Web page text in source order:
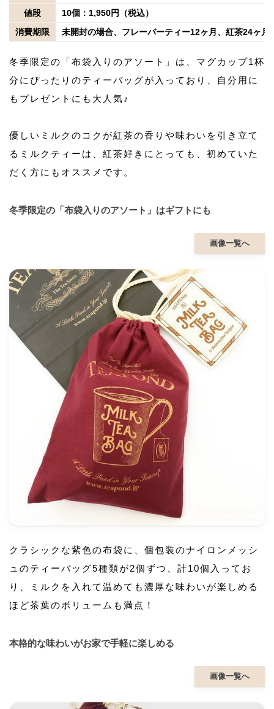
値段
10個：1,950円（税込）
消費期限
未開封の場合、フレーバーティー12ヶ月、紅茶24ヶ月
冬季限定の「布袋入りのアソート」は、マグカップ1杯
分にぴったりのティーバッグが入っており、自分用に
もプレゼントにも大人気♪
優しいミルクのコクが紅茶の香りや味わいを引き立て
るミルクティーは、紅茶好きにとっても、初めていた
だく方にもオススメです。
冬季限定の「布袋入りのアソート」はギフトにも
画像一覧へ
クラシックな紫色の布袋に、個包装のナイロンメッシ
ュのティーバッグ5種類が2個ずつ、計10個入ってお
り、ミルクを入れて温めても濃厚な味わいが楽しめる
ほど茶葉のボリュームも満点！
本格的な味わいがお家で手軽に楽しめる
画像一覧へ